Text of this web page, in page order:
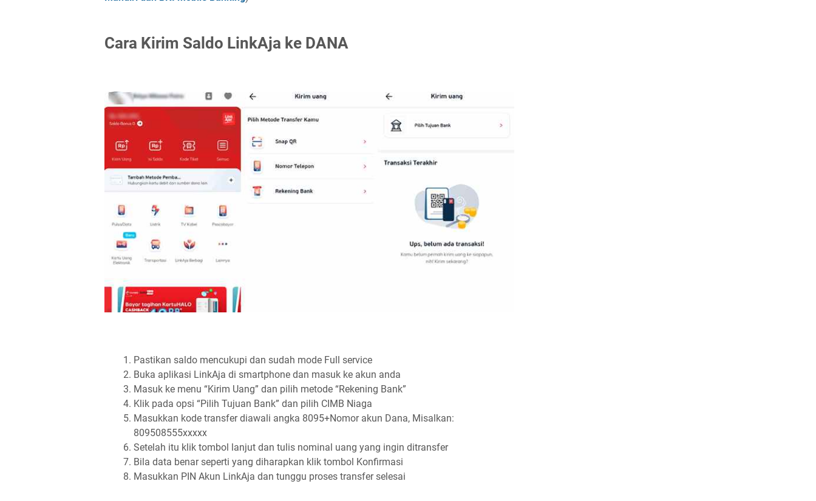
Cara Kirim Saldo LinkAja ke DANA
Pastikan saldo mencukupi dan sudah mode Full service
Buka aplikasi LinkAja di smartphone dan masuk ke akun anda
Masuk ke menu “Kirim Uang” dan pilih metode “Rekening Bank”
Klik pada opsi “Pilih Tujuan Bank” dan pilih CIMB Niaga
Masukkan kode transfer diawali angka 8095+Nomor akun Dana, Misalkan:
809508555xxxxx
Setelah itu klik tombol lanjut dan tulis nominal uang yang ingin ditransfer
Bila data benar seperti yang diharapkan klik tombol Konfirmasi
Masukkan PIN Akun LinkAja dan tunggu proses transfer selesai